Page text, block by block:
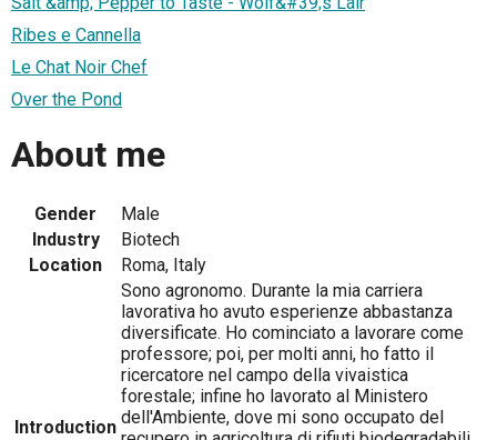
Ribes e Cannella
Le Chat Noir Chef
Over the Pond
About me
Gender
Male
Industry
Biotech
Location
Roma, Italy
Introduction
Sono agronomo. Durante la mia carriera
lavorativa ho avuto esperienze abbastanza
diversificate. Ho cominciato a lavorare come
professore; poi, per molti anni, ho fatto il
ricercatore nel campo della vivaistica
forestale; infine ho lavorato al Ministero
dell'Ambiente, dove mi sono occupato del